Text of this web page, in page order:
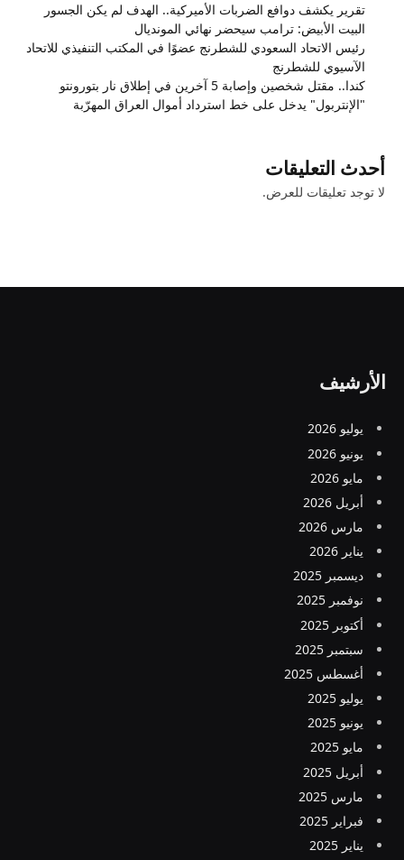
تقرير يكشف دوافع الضربات الأميركية.. الهدف لم يكن الجسور
البيت الأبيض: ترامب سيحضر نهائي المونديال
رئيس الاتحاد السعودي للشطرنج عضوًا في المكتب التنفيذي للاتحاد
الآسيوي للشطرنج
كندا.. مقتل شخصين وإصابة 5 آخرين في إطلاق نار بتورونتو
"الإنتربول" يدخل على خط استرداد أموال العراق المهرّبة
أحدث التعليقات
لا توجد تعليقات للعرض.
الأرشيف
يوليو 2026
يونيو 2026
مايو 2026
أبريل 2026
مارس 2026
يناير 2026
ديسمبر 2025
نوفمبر 2025
أكتوبر 2025
سبتمبر 2025
أغسطس 2025
يوليو 2025
يونيو 2025
مايو 2025
أبريل 2025
مارس 2025
فبراير 2025
يناير 2025